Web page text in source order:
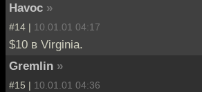
Havoc »
#14 | 10.01.01 04:17
$10 в Virginia.
Gremlin »
#15 | 10.01.01 04:36